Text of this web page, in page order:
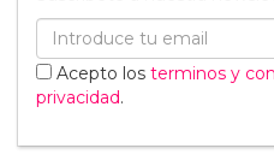
Acepto los terminos y
privacidad.